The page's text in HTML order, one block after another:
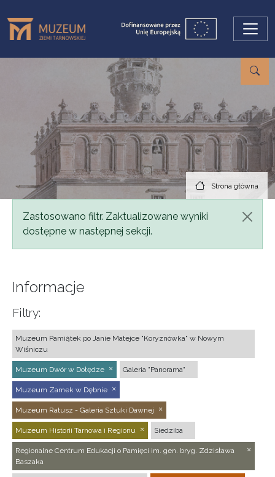
Strona główna
Komunikat
Zastosowano filtr. Zaktualizowane wyniki
dostępne w następnej sekcji.
Informacje
Filtry:
Muzeum Pamiątek po Janie Matejce "Koryznówka" w Nowym
Wiśniczu
Muzeum Dwór w Dołędze Galeria "Panorama"
Muzeum Zamek w Dębnie
Muzeum Ratusz - Galeria Sztuki Dawnej
Muzeum Historii Tarnowa i Regionu Siedziba
Regionalne Centrum Edukacji o Pamięci im. gen. bryg. Zdzisława
Baszaka